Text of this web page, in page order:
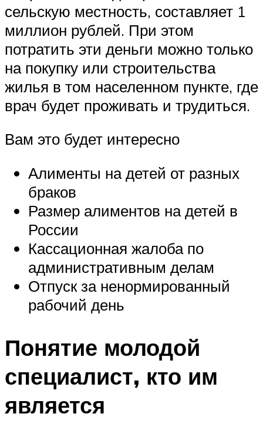
сельскую местность, составляет 1
миллион рублей. При этом
потратить эти деньги можно только
на покупку или строительства
жилья в том населенном пункте, где
врач будет проживать и трудиться.
Вам это будет интересно
Алименты на детей от разных
браков
Размер алиментов на детей в
России
Кассационная жалоба по
административным делам
Отпуск за ненормированный
рабочий день
Понятие молодой
специалист, кто им
является